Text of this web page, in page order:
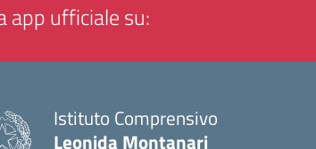
app ufficiale su:
Istituto Comprensivo
Leonida Montanari